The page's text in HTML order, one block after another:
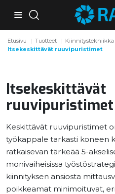
Etusivu Tuotteet Kiinnitystekniikka
Itsekeskittävät ruuvipuristimet
Itsekeskittävät
ruuvipuristimet
Keskittävät ruuvipuristimet
työkappale tarkasti koneen
ratkaisevan tärkeää 5-
monivaiheisissa
kiinnityksen ansiosta
poikkeamat minimoituvat,